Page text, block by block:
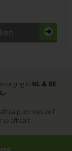
inNL & BE
kies zelf
je afhaalt